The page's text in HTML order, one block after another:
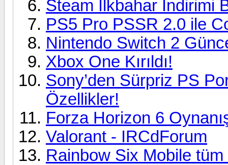
Steam İlkbahar İndirimi
PS5 Pro PSSR 2.0 ile
Nintendo Switch 2
Xbox One Kırıldı!
Sony’den Sürpriz PS
Özellikler!
Forza Horizon 6
Valorant - IRCdForum
Rainbow Six Mobile tüm